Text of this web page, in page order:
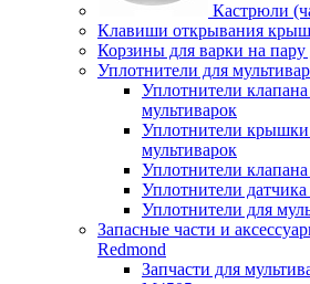
Кастрюли
Клавиши открывания
Корзины для варки на пару
Уплотнители для
Уплотнители
мультиварок
Уплотнители
мультиварок
Уплотнители
Уплотнители
Уплотнители для
Запасные части и
Redmond
Запчасти для